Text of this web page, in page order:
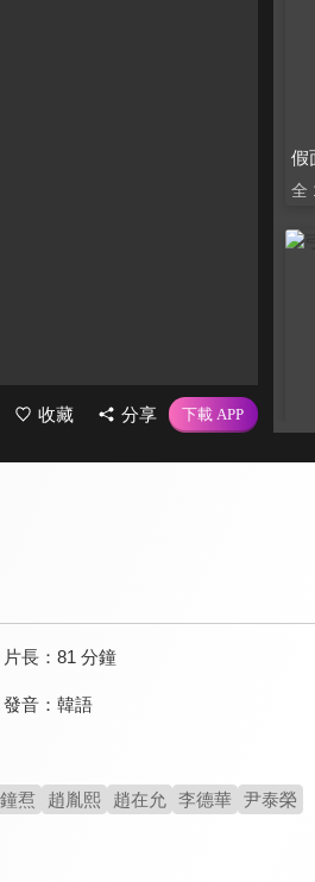
收藏 分享
假
全
全
片長： 81 分鐘
發音： 韓語
焄 趙胤熙 趙在允 李德華 尹泰榮